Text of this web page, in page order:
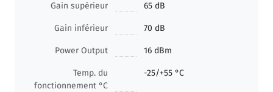
Gain supérieur 65 dB
Gain inférieur 70 dB
Power Output 16 dBm
Temp. du
fonctionnement °C
-25/+55 °C